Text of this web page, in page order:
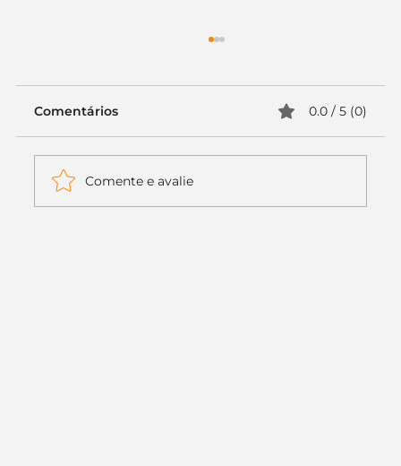
Comentários 0.0 / 5 (0)
Comente e avalie